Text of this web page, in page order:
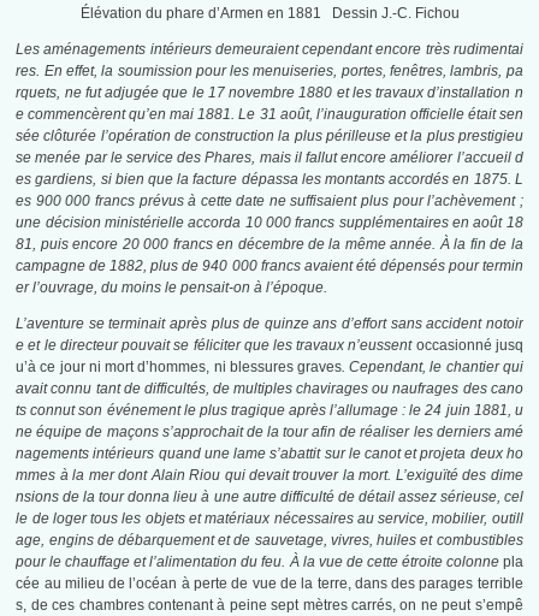
Élévation du phare d’Armen en 1881 Dessin J.-C. Fichou
Les aménagements intérieurs demeuraient cependant encore très rudimentai
res. En effet, la soumission pour les menuiseries, portes, fenêtres, lambris, pa
rquets, ne fut adjugée que le 17 novembre 1880 et les travaux d’installation n
e commencèrent qu’en mai 1881. Le 31 août, l’inauguration officielle était sen
sée clôturée l’opération de construction la plus périlleuse et la plus prestigieu
se menée par le service des Phares, mais il fallut encore améliorer l’accueil d
es gardiens, si bien que la facture dépassa les montants accordés en 1875. L
es 900 000 francs prévus à cette date ne suffisaient plus pour l’achèvement ;
une décision ministérielle accorda 10 000 francs supplémentaires en août 18
81, puis encore 20 000 francs en décembre de la même année. À la fin de la
campagne de 1882, plus de 940 000 francs avaient été dépensés pour termin
er l’ouvrage, du moins le pensait-on à l’époque.
L’aventure se terminait après plus de quinze ans d’effort sans accident notoir
e et le directeur pouvait se féliciter que les travaux n’eussent occasionné jusq
u’à ce jour ni mort d’hommes, ni blessures graves. Cependant, le chantier qui
avait connu tant de difficultés, de multiples chavirages ou naufrages des cano
ts connut son événement le plus tragique après l’allumage : le 24 juin 1881, u
ne équipe de maçons s’approchait de la tour afin de réaliser les derniers amé
nagements intérieurs quand une lame s’abattit sur le canot et projeta deux ho
mmes à la mer dont Alain Riou qui devait trouver la mort. L’exiguïté des dime
nsions de la tour donna lieu à une autre difficulté de détail assez sérieuse, cel
le de loger tous les objets et matériaux nécessaires au service, mobilier, outill
age, engins de débarquement et de sauvetage, vivres, huiles et combustibles
pour le chauffage et l’alimentation du feu. À la vue de cette étroite colonne pla
cée au milieu de l’océan à perte de vue de la terre, dans des parages terrible
s, de ces chambres contenant à peine sept mètres carrés, on ne peut s’empê